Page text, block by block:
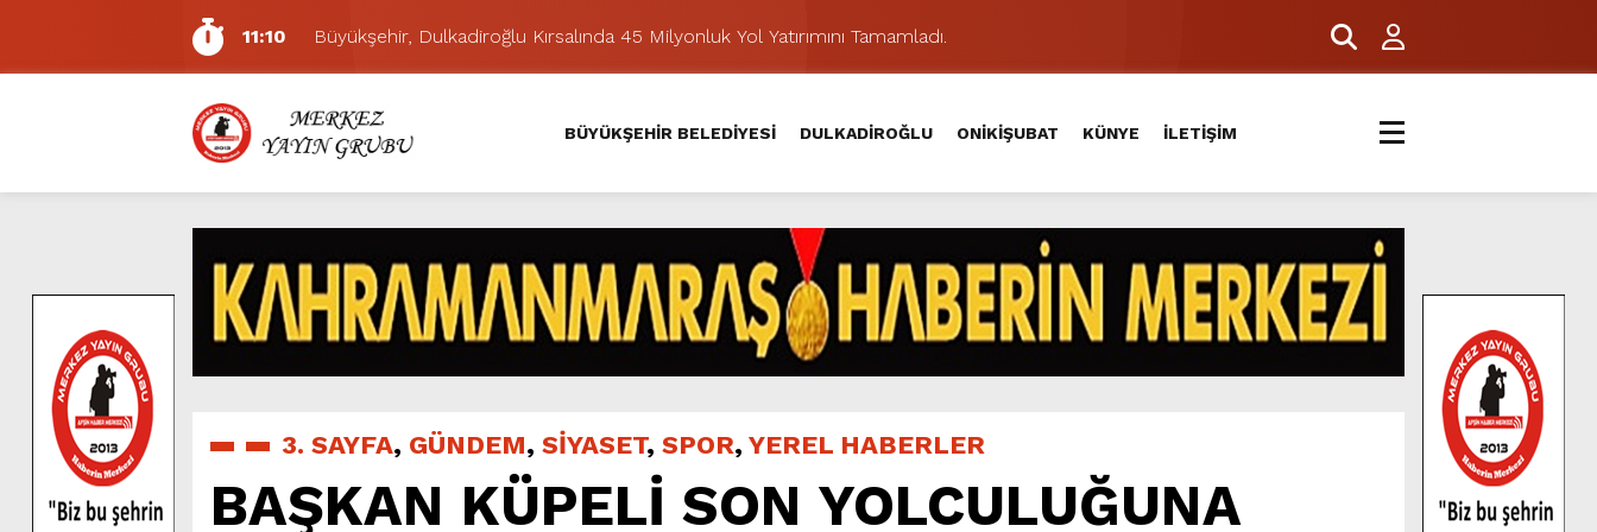
11:10
Büyükşehir, Dulkadiroğlu Kırsalında 45 Milyonluk Yol Yatırımını Tamamladı.
5:17
Uluslararası Bisiklet Yarışması’nda İkinci Etap Nefes Kesti.
5:15
Büyükşehir, Gazneliler Caddesi’nde Son Kat Asfalt Serimini Sürdürüyor.
6:54
Büyükşehir, Dulkadiroğlu Hacı Murat Caddesi’ni Asfalta Hazırlıyor.
6:53
Büyükşehir’den Dulkadiroğlu Kırsalına Değer Katan Yol Yatırımı.
6:50
Geleneksel Ağustos Fuarı’nda Eğlence ve Nostalji Bir Aradaydı.
6:48
Tevfik Kadıoğlu Kavşağı Yeni Düzenlemeyle Daha Akıcı Hale Geliyor.
10:21
Dedublüman KAFUM’da Müzik Ziyafeti Yaşatacak.
16:31
Yeşilçam’ın Efsanesi Ağustos Fuarı’nda Hayat Bulacak
11:14
Pazarcık’ta Yollar Büyükşehir’le Yenileniyor.
BÜYÜKŞEHİR BELEDİYESİ DULKADİROĞLU ONİKİŞUBAT KÜNYE İLETİŞİM
3. SAYFA, GÜNDEM, SİYASET, SPOR, YEREL HABERLER
BAŞKAN KÜPELİ SON YOLCULUĞUNA